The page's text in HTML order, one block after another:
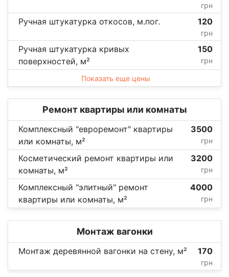
грн
Ручная штукатурка откосов, м.пог. 120
грн
Ручная штукатурка кривых
поверхностей, м²
150
грн
Показать еще цены
Ремонт квартиры или комнаты
Комплексный "евроремонт" квартиры
или комнаты, м²
3500
грн
Косметический ремонт квартиры или
комнаты, м²
3200
грн
Комплексный "элитный" ремонт
квартиры или комнаты, м²
4000
грн
Монтаж вагонки
Монтаж деревянной вагонки на стену, м² 170
грн